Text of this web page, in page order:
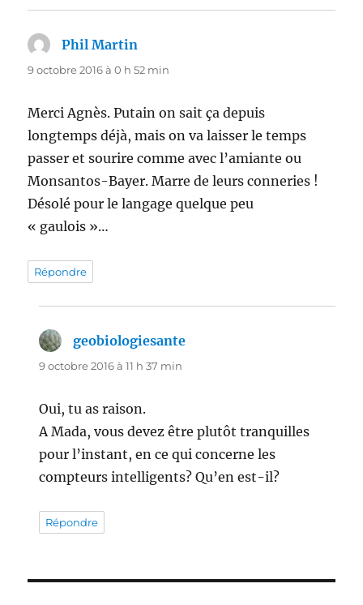
Phil Martin
9 octobre 2016 à 0 h 52 min
Merci Agnès. Putain on sait ça depuis
longtemps déjà, mais on va laisser le temps
passer et sourire comme avec l’amiante ou
Monsantos-Bayer. Marre de leurs conneries !
Désolé pour le langage quelque peu
« gaulois »…
Répondre
geobiologiesante
9 octobre 2016 à 11 h 37 min
Oui, tu as raison.
A Mada, vous devez être plutôt tranquilles
pour l’instant, en ce qui concerne les
compteurs intelligents? Qu’en est-il?
Répondre